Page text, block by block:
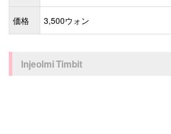
価格 3,500ウォン
Injeolmi Timbit